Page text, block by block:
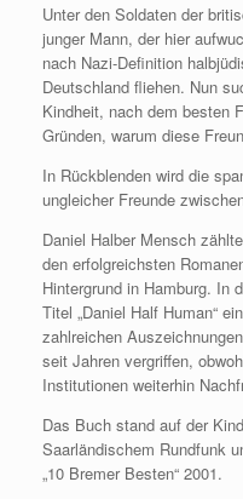
Unter den Soldaten der
junger Mann, der hier
nach Nazi-Definition
Deutschland fliehen. Nun
Kindheit, nach dem besten
Gründen, warum diese
In Rückblenden wird die
ungleicher Freunde
Daniel Halber Mensch
den erfolgreichsten
Hintergrund in Hamburg. In
Titel „Daniel Half Human“
zahlreichen
seit Jahren vergriffen,
Institutionen weiterhin
Das Buch stand auf der
Saarländischem Rundfunk
„10 Bremer Besten“ 2001.